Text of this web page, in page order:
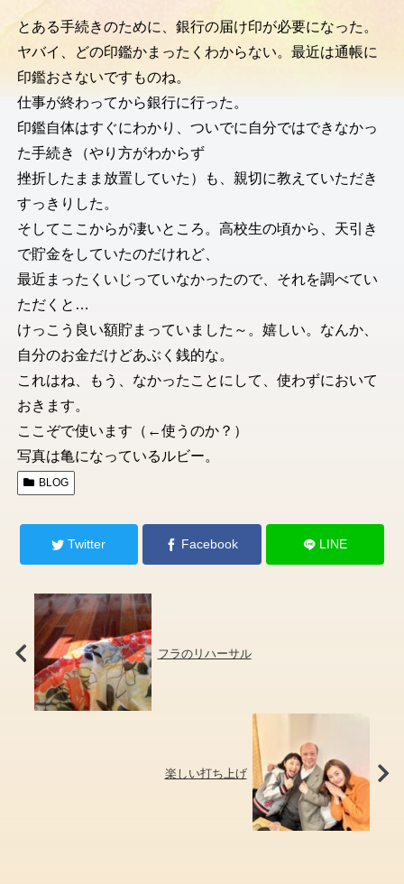
とある手続きのために、銀行の届け印が必要になった。
ヤバイ、どの印鑑かまったくわからない。最近は通帳に
印鑑おさないですものね。
仕事が終わってから銀行に行った。
印鑑自体はすぐにわかり、ついでに自分ではできなかっ
た手続き（やり方がわからず
挫折したまま放置していた）も、親切に教えていただき
すっきりした。
そしてここからが凄いところ。高校生の頃から、天引き
で貯金をしていたのだけれど、
最近まったくいじっていなかったので、それを調べてい
ただくと…
けっこう良い額貯まっていました～。嬉しい。なんか、
自分のお金だけどあぶく銭的な。
これはね、もう、なかったことにして、使わずにおいて
おきます。
ここぞで使います（←使うのか？）
写真は亀になっているルビー。
BLOG
Twitter Facebook LINE
フラのリハーサル
楽しい打ち上げ